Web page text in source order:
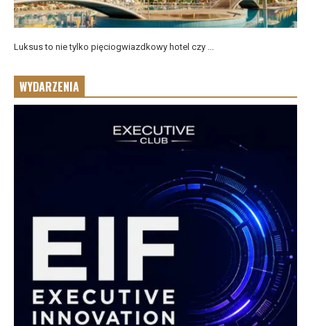
Luksus to nie tylko pięciogwiazdkowy hotel czy ...
WYDARZENIA